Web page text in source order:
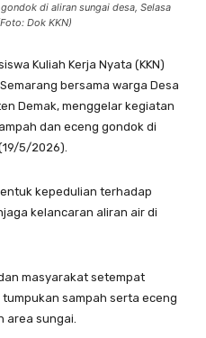
di aliran sungai desa, Selasa
Dok KKN)
Kuliah Kerja Nyata (KKN)
bersama warga Desa
Demak, menggelar kegiatan
dan eceng gondok di
5/2026).
kepedulian terhadap
kelancaran aliran air di
masyarakat setempat
sampah serta eceng
area sungai.